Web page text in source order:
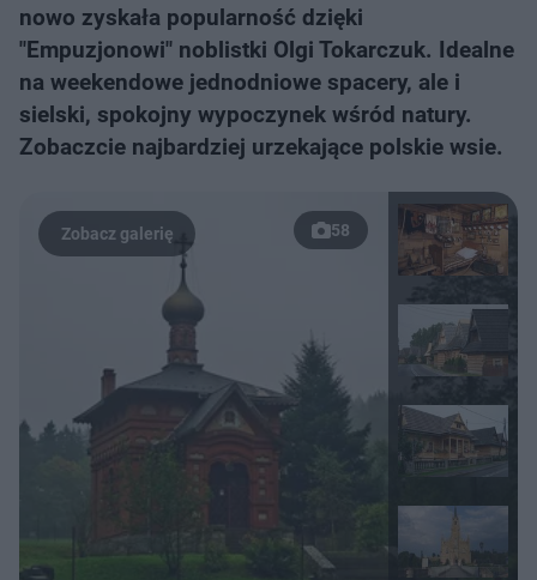
nowo zyskała popularność dzięki
"Empuzjonowi" noblistki Olgi Tokarczuk. Idealne
na weekendowe jednodniowe spacery, ale i
sielski, spokojny wypoczynek wśród natury.
Zobaczcie najbardziej urzekające polskie wsie.
58